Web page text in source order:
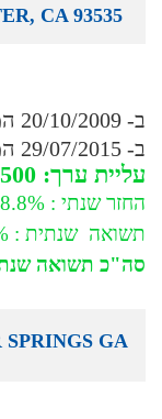
CA 93535
ב- 20/10/2009 המשקיע קנה ב-$110,000
ב- 29/07/2015 המשקיע מכר ב- $167,500
עליית ערך: $57,500 (52.2%)
החזר שנתי : 8.8%
תשואה שנתית : 9%
סה"כ תשואה שנתית :
GA